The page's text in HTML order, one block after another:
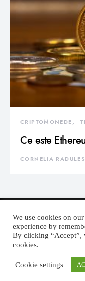
CRIPTOMONEDE
Ce este
CORNELIA
We use cookies on
experience by
By clicking “Accept”,
cookies.
Cookie settings